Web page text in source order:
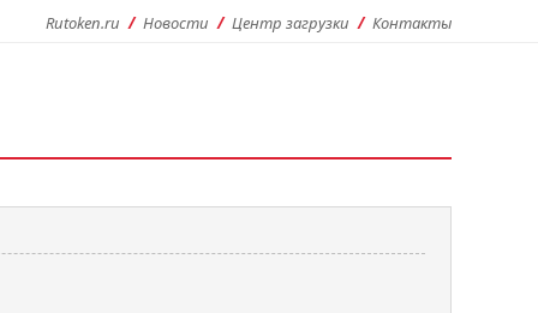
Rutoken.ru Новости Центр загрузки Контакты